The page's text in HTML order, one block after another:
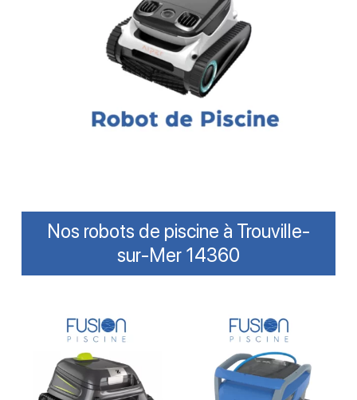
Nos robots de piscine à Trouville-
sur-Mer 14360